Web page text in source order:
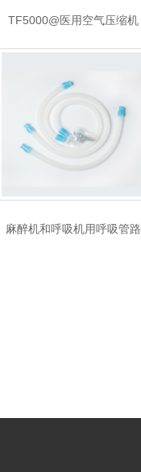
TF5000@医用空气压缩机
麻醉机和呼吸机用呼吸管路